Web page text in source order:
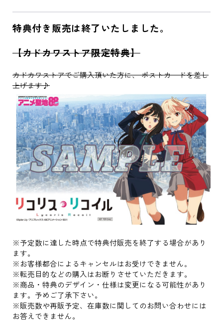
特典付き販売は終了いたしました。
【カドカワストア限定特典】
カドカワストアでご購入頂いた方に、 ポストカードを差し
上げます♪
※予定数に達した時点で特典付販売を終了する場合があり
ます。
※お客様都合によるキャンセルはお受けできません｡
※転売目的などの購入はお断りさせていただきます。
※商品・特典のデザイン・仕様は変更になる可能性があり
ます。予めご了承下さい。
※販売数や再販予定、在庫数に関してのお問い合わせには
お答えできません。